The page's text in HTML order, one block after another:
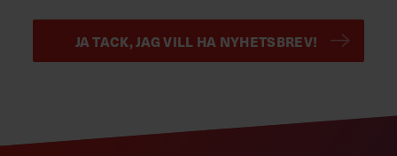
JA TACK, JAG VILL HA NYHETSBREV!